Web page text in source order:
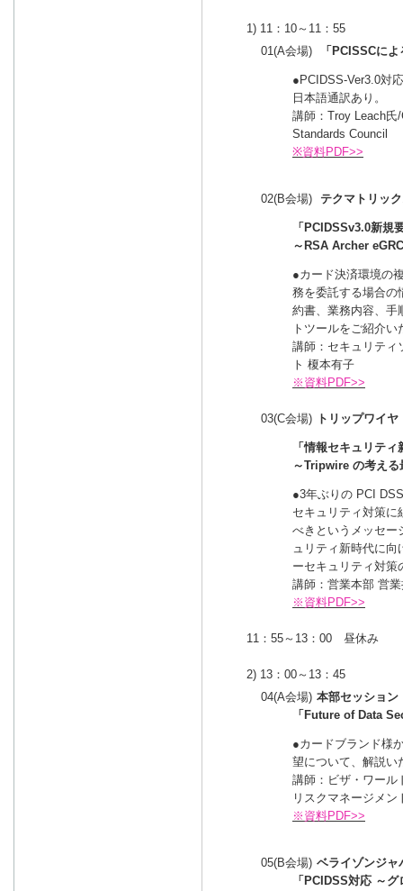
1) 11：10～11：55
01(A会場)
「PCISSCに
●PCIDSS-Ver3.0対
日本語通訳あり。
講師：Troy Leach氏
Standards Council
※資料PDF>>
02(B会場) テクマトリッ
「PCIDSSv3.0新
～RSA Archer
●カード決済環境の
務を委託する場合の
約書、業務内容、手
トツールをご紹介い
講師：セキュリテ
ト 榎本有子
※資料PDF>>
03(C会場) トリップワイ
「情報セキュリテ
～Tripwire の考える
●3年ぶりの PCI
セキュリティ対策に
べきというメッセー
ュリティ新時代に
ーセキュリティ対策
講師：営業本部 営
※資料PDF>>
11：55～13：00 昼休み
2) 13：00～13：45
04(A会場) 本部セッション
「Future of Data
●カードブランド様
望について、解説い
講師：ビザ・ワール
リスクマネージメ
※資料PDF>>
05(B会場) ベライゾンジャ
「PCIDSS対応 ～